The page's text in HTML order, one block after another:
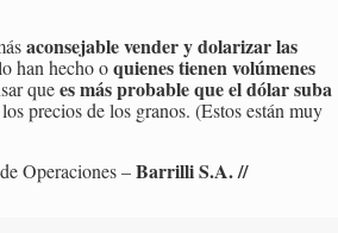
aconsejable vender y dolarizar las
han hecho oquienes tienen volúmenes
quees más probable que el dólar suba
precios de los granos. (Estos están muy
Operaciones –Barrilli S.A. //